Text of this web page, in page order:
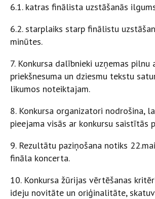
6.1. katras finālista uzstāšanās
6.2. starplaiks starp finālistu
minūtes.
7. Konkursa dalībnieki uzņemas
priekšnesuma un dziesmu tekstu
likumos noteiktajam.
8. Konkursa organizatori nodrošina,
pieejama visās ar konkursu saistītās
9. Rezultātu paziņošana notiks
fināla koncerta.
10. Konkursa žūrijas vērtēšanas
ideju novitāte un oriģinalitāte,